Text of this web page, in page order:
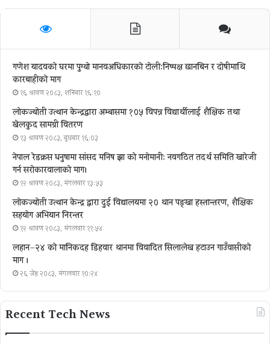
गणेश यादवको घरमा पुग्याे मानवअधिकारकाे टोली:निष्पक्ष छानबिन र दोषीमाथि
कारबाहीको माग
१६ श्रावण २०८३, शनिबार १६:१०
लोकज्योती उत्थान केन्द्रद्वारा अम्बासमा १०५ विपन्न विद्यार्थीलाई शैक्षिक तथा
खेलकुद सामग्री वितरण
१३ श्रावण २०८३, बुधबार १६:०३
नेपाल रेडक्रस धनुषामा सांसद मनिष झा को मनोमानी: नवगठित तदर्थ समिति खारेजी
गर्न सरोकारवालाको माग।
१२ श्रावण २०८३, मंगलवार १३:५३
लोकज्योती उत्थान केन्द्र द्वारा दुई विद्यालयमा २० थान पङ्खा हस्तान्तरण, शैक्षिक
सहयोग अभियान निरन्तर
१२ श्रावण २०८३, मंगलवार ११:५४
लहान–२४ को मानिकदह डिहवार थानमा विवादित सिलालेख हटाउन गाउँवासीको
माग ।
२६ जेष्ठ २०८३, मंगलवार १०:२४
Recent Tech News